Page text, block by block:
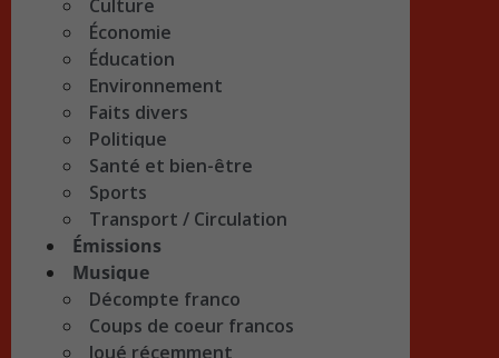
Culture
Économie
Éducation
Environnement
Faits divers
Politique
Santé et bien-être
Sports
Transport / Circulation
Émissions
Musique
Décompte franco
Coups de coeur francos
Joué récemment